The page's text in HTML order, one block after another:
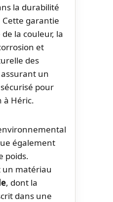
la durabilité
Cette garantie
la couleur, la
et
des
un
pour
à Héric.
également
poids.
un matériau
, dont la
dans une